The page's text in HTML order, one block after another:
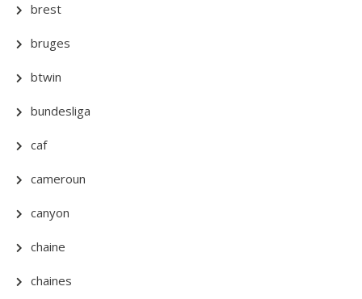
brest
bruges
btwin
bundesliga
caf
cameroun
canyon
chaine
chaines